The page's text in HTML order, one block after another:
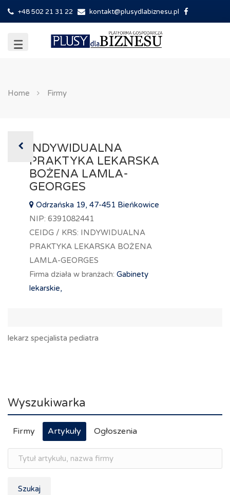
+48 502 21 31 22 kontakt@plusydlabiznesu.pl
Home Firmy
INDYWIDUALNA
PRAKTYKA LEKARSKA
BOŻENA LAMLA-
GEORGES
Odrzańska 19, 47-451 Bieńkowice
NIP: 6391082441
CEIDG / KRS: INDYWIDUALNA
PRAKTYKA LEKARSKA BOŻENA
LAMLA-GEORGES
Firma działa w branżach: Gabinety
lekarskie,
lekarz specjalista pediatra
Wyszukiwarka
Firmy Artykuły Ogłoszenia
Szukaj